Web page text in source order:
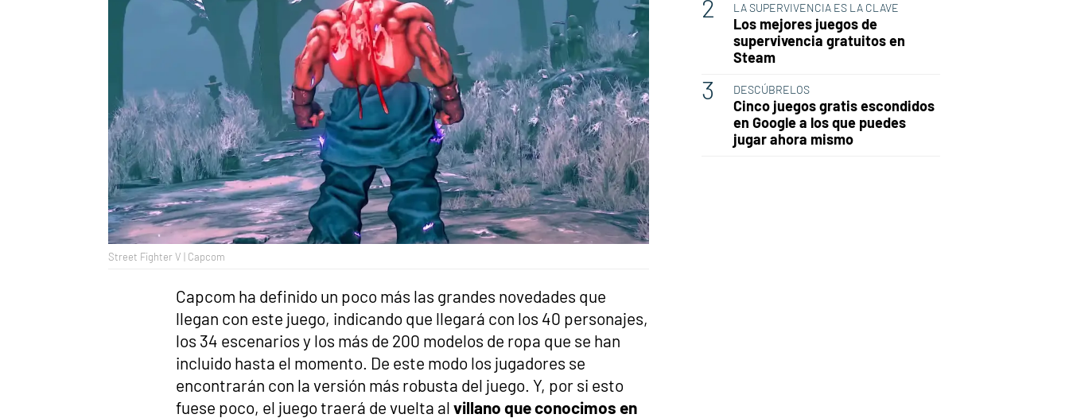
Street Fighter V | Capcom
Capcom ha definido un poco más las grandes novedades que
llegan con este juego, indicando que llegará con los 40 personajes,
los 34 escenarios y los más de 200 modelos de ropa que se han
incluido hasta el momento. De este modo los jugadores se
encontrarán con la versión más robusta del juego. Y, por si esto
fuese poco, el juego traerá de vuelta al villano que conocimos en
LA SUPERVIVENCIA ES LA CLAVE
Los mejores juegos de
supervivencia gratuitos en
Steam
DESCÚBRELOS
Cinco juegos gratis escondidos
en Google a los que puedes
jugar ahora mismo